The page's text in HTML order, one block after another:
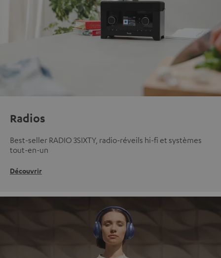
Radios
Best-seller RADIO 3SIXTY, radio-réveils hi-fi et systèmes
tout-en-un
Découvrir